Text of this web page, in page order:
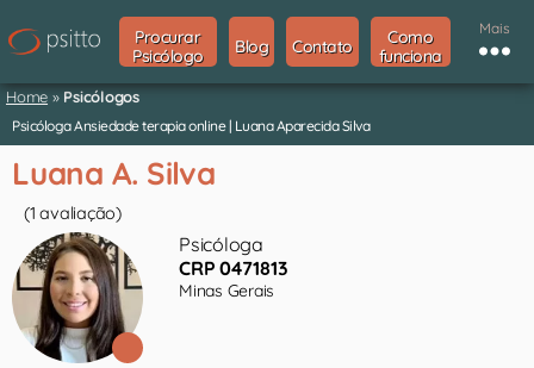
Procurar
Psicólogo
Blog Contato
Como
funciona
Mais
Home » Psicólogos
Psicóloga Ansiedade terapia online | Luana Aparecida Silva
Luana A. Silva
(1 avaliação)
Psicóloga
CRP 0471813
Minas Gerais